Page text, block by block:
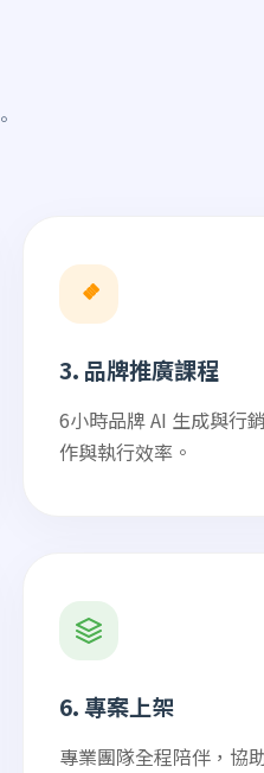
3. 品牌推廣課程
6小時品牌 AI 生成與行
作與執行效率。
6. 專案上架
專業團隊全程陪伴，協